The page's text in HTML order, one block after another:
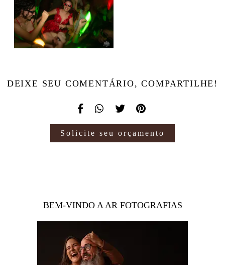
DEIXE SEU COMENTÁRIO, COMPARTILHE!
Solicite seu orçamento
BEM-VINDO A AR FOTOGRAFIAS